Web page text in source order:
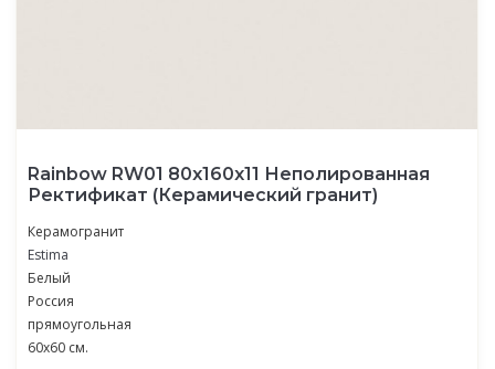
Rainbow RW01 80x160x11 Неполированная
Ректификат (Керамический гранит)
Керамогранит
Estima
Белый
Россия
прямоугольная
60x60 см.